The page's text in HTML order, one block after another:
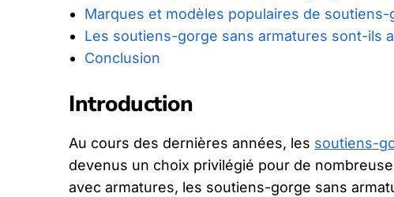
Marques et modèles populaires de
Les soutiens-gorge sans armatures sont-ils
Conclusion
Introduction
Au cours des dernières années, les soutiens-
devenus un choix privilégié pour de
avec armatures, les soutiens-gorge sans